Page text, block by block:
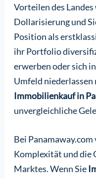
Vorteilen des
Dollarisierung und
Position als
ihr Portfolio
erwerben oder sich
Umfeld
Immobilienkauf in
unvergleichliche
Bei
Komplexität und die
Marktes. Wenn Sie